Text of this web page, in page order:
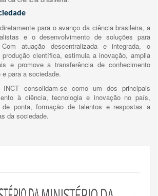
para o avanço da ciência brasileira, a
e o desenvolvimento de soluções para
atuação descentralizada e integrada, o
científica, estimula a inovação, amplia
e promove a transferência de conhecimento
para a sociedade.
consolidam-se como um dos principais
à ciência, tecnologia e inovação no país,
de ponta, formação de talentos e respostas a
da sociedade.